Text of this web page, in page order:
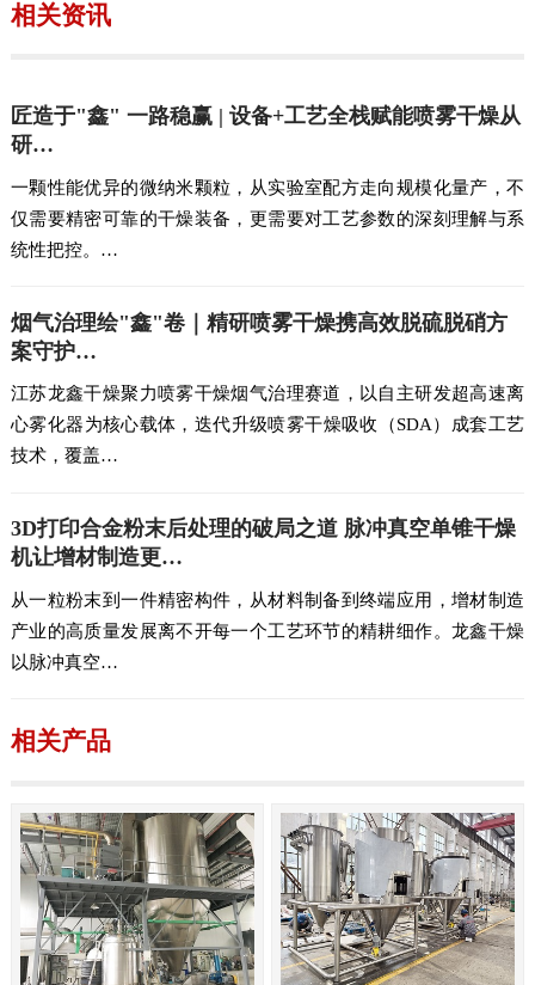
相关资讯
匠造于"鑫" 一路稳赢 | 设备+工艺全栈赋能喷雾干燥从
研…
一颗性能优异的微纳米颗粒，从实验室配方走向规模化量产，不
仅需要精密可靠的干燥装备，更需要对工艺参数的深刻理解与系
统性把控。…
烟气治理绘"鑫"卷｜精研喷雾干燥携高效脱硫脱硝方
案守护…
江苏龙鑫干燥聚力喷雾干燥烟气治理赛道，以自主研发超高速离
心雾化器为核心载体，迭代升级喷雾干燥吸收（SDA）成套工艺
技术，覆盖…
3D打印合金粉末后处理的破局之道 脉冲真空单锥干燥
机让增材制造更…
从一粒粉末到一件精密构件，从材料制备到终端应用，增材制造
产业的高质量发展离不开每一个工艺环节的精耕细作。龙鑫干燥
以脉冲真空…
相关产品